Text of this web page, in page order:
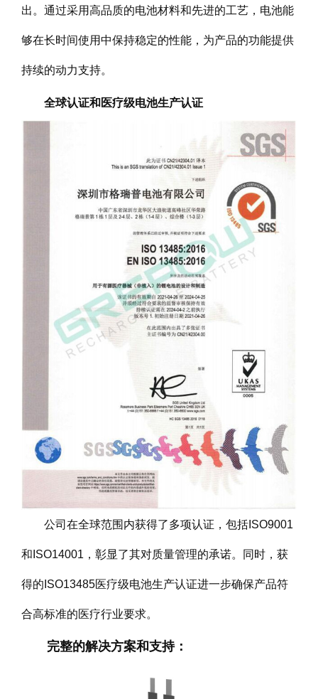
出。通过采用高品质的电池材料和先进的工艺，电池能
够在长时间使用中保持稳定的性能，为产品的功能提供
持续的动力支持。
全球认证和医疗级电池生产认证
公司在全球范围内获得了多项认证，包括ISO9001
和ISO14001，彰显了其对质量管理的承诺。同时，获
得的ISO13485医疗级电池生产认证进一步确保产品符
合高标准的医疗行业要求。
完整的解决方案和支持：